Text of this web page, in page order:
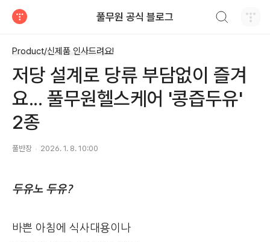
풀무원 공식 블로그
Product/신제품 인사드려요!
저당 설계로 당류 부담없이 즐겨
요... 풀무원헬스케어 '콩즙두유'
2종
풀반장 2026. 1. 8. 10:00
두유노 두유?
바쁜 아침에 식사대용이나